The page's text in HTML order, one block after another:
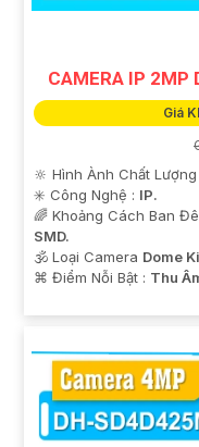
CAMERA IP 2MP
Giá
🔆 Hình Ành Chất Lượng
✳️ Công Nghệ : IP.
🌈 Khoảng Cách Ban
SMD.
🕉️ Loại Camera Dome
️⌘ Điểm Nỗi Bật : Thu